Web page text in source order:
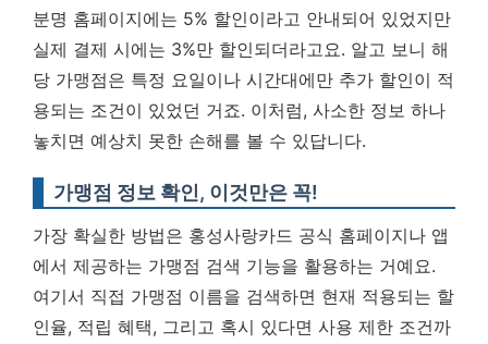
분명 홈페이지에는 5% 할인이라고 안내되어 있었지만
실제 결제 시에는 3%만 할인되더라고요. 알고 보니 해
당 가맹점은 특정 요일이나 시간대에만 추가 할인이 적
용되는 조건이 있었던 거죠. 이처럼, 사소한 정보 하나
놓치면 예상치 못한 손해를 볼 수 있답니다.
가맹점 정보 확인, 이것만은 꼭!
가장 확실한 방법은 홍성사랑카드 공식 홈페이지나 앱
에서 제공하는 가맹점 검색 기능을 활용하는 거예요.
여기서 직접 가맹점 이름을 검색하면 현재 적용되는 할
인율, 적립 혜택, 그리고 혹시 있다면 사용 제한 조건까